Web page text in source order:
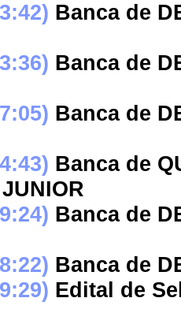
Banca de
Banca de
Banca de
Banca de
Banca de
Banca de
Edital de